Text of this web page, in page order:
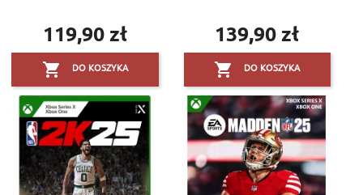
Cena
119,90 zł
 DO KOSZYKA
Cena
139,90 zł
 DO KOSZYKA